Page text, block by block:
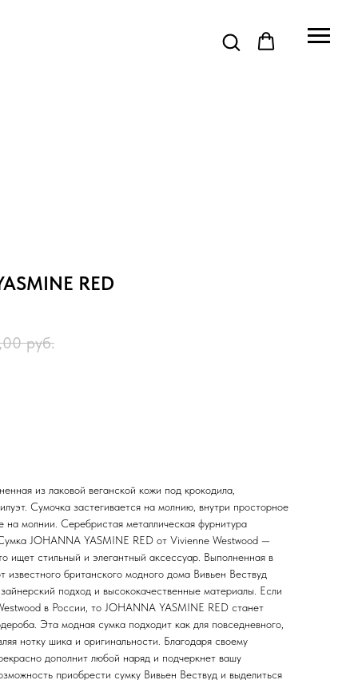
RED
руб.
из лаковой веганской кожи под крокодила,
Сумочка застегивается на молнию, внутри просторное
на молнии. Серебристая металлическая фурнитура
JOHANNA YASMINE RED от Vivienne Westwood —
ищет стильный и элегантный аксессуар. Выполненная в
известного британского модного дома Вивьен Вествуд
подход и высококачественные материалы. Если
в России, то JOHANNA YASMINE RED станет
Эта модная сумка подходит как для повседневного,
нотку шика и оригинальности. Благодаря своему
дополнит любой наряд и подчеркнет вашу
приобрести сумку Вивьен Вествуд и выделиться